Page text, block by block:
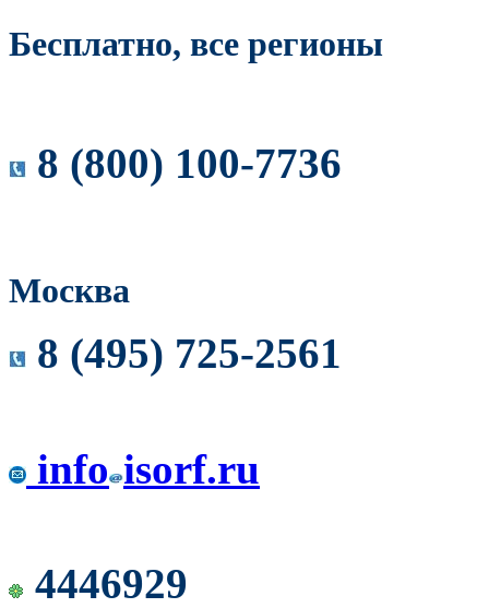
Бесплатно, все регионы
8 (800) 100-7736
Москва
8 (495) 725-2561
info isorf.ru
4446929